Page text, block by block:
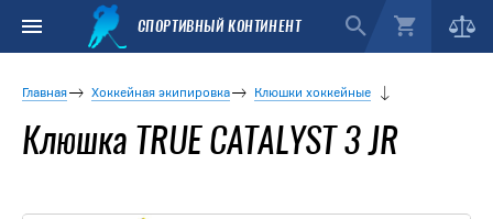
СПОРТИВНЫЙ КОНТИНЕНТ
Главная Хоккейная экипировка Клюшки хоккейные
Клюшка TRUE CATALYST 3 JR